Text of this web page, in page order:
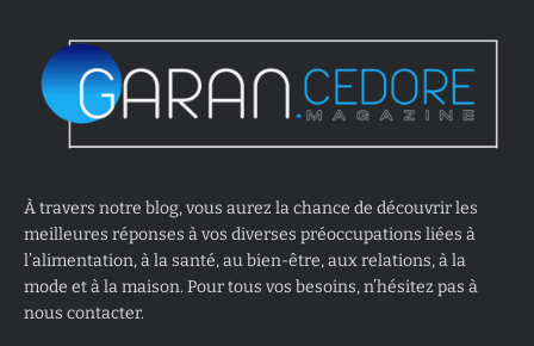
À travers notre blog, vous aurez la chance de découvrir les
meilleures réponses à vos diverses préoccupations liées à
l’alimentation, à la santé, au bien-être, aux relations, à la
mode et à la maison. Pour tous vos besoins, n’hésitez pas à
nous contacter.